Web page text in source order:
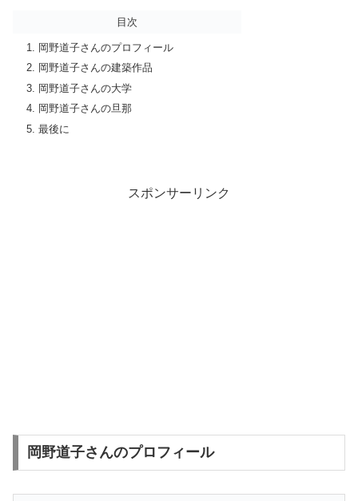
目次
岡野道子さんのプロフィール
岡野道子さんの建築作品
岡野道子さんの大学
岡野道子さんの旦那
最後に
スポンサーリンク
岡野道子さんのプロフィール